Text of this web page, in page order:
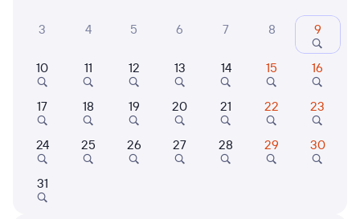
Куда
Когда
Кто едет
Найти поезда
3 4 5 6 7 8 9
10 11 12 13 14 15 16
17 18 19 20 21 22 23
24 25 26 27 28 29 30
31